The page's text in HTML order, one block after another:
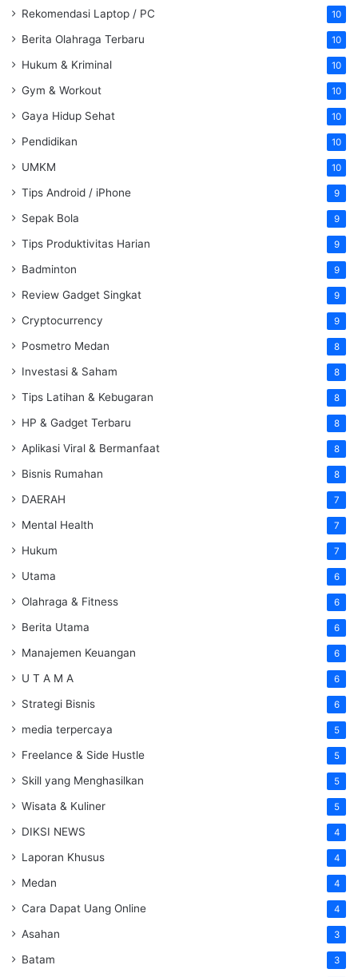
Rekomendasi Laptop / PC 10
Berita Olahraga Terbaru 10
Hukum & Kriminal 10
Gym & Workout 10
Gaya Hidup Sehat 10
Pendidikan 10
UMKM 10
Tips Android / iPhone 9
Sepak Bola 9
Tips Produktivitas Harian 9
Badminton 9
Review Gadget Singkat 9
Cryptocurrency 9
Posmetro Medan 8
Investasi & Saham 8
Tips Latihan & Kebugaran 8
HP & Gadget Terbaru 8
Aplikasi Viral & Bermanfaat 8
Bisnis Rumahan 8
DAERAH 7
Mental Health 7
Hukum 7
Utama 6
Olahraga & Fitness 6
Berita Utama 6
Manajemen Keuangan 6
U T A M A 6
Strategi Bisnis 6
media terpercaya 5
Freelance & Side Hustle 5
Skill yang Menghasilkan 5
Wisata & Kuliner 5
DIKSI NEWS 4
Laporan Khusus 4
Medan 4
Cara Dapat Uang Online 4
Asahan 3
Batam 3